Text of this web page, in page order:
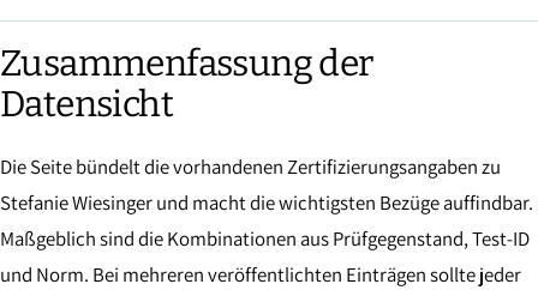
Zusammenfassung der
Datensicht
Die Seite bündelt die vorhandenen Zertifizierungsangaben zu
Stefanie Wiesinger und macht die wichtigsten Bezüge auffindbar.
Maßgeblich sind die Kombinationen aus Prüfgegenstand, Test-ID
und Norm. Bei mehreren veröffentlichten Einträgen sollte jeder